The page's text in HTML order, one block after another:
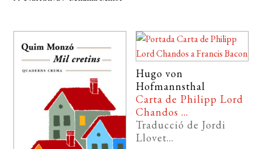
menú
L’EDITORIAL
el
FOREIGN RIGHTS
DISTRIBUCIÓ
CONTACTE
EL MEU COMPTE
Hugo von
Hofmannsthal
Carta de Philipp Lord
Chandos ...
Traducció de Jordi
Llovet...